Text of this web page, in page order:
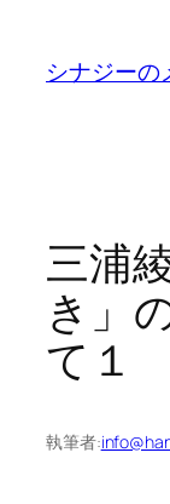
シナジーの
三浦
き」
て１
執筆者: